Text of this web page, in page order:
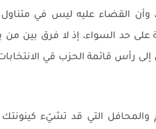
وأن القضاء عليه ليس في
على حد السواء، إذ لا فرق
رأس قائمة الحزب قي
التي قد تشيّء